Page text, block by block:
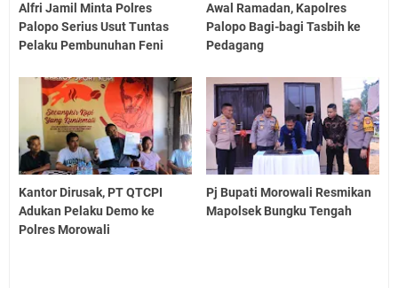
Alfri Jamil Minta Polres
Palopo Serius Usut Tuntas
Pelaku Pembunuhan Feni
Awal Ramadan, Kapolres
Palopo Bagi-bagi Tasbih ke
Pedagang
Kantor Dirusak, PT QTCPI
Adukan Pelaku Demo ke
Polres Morowali
Pj Bupati Morowali Resmikan
Mapolsek Bungku Tengah